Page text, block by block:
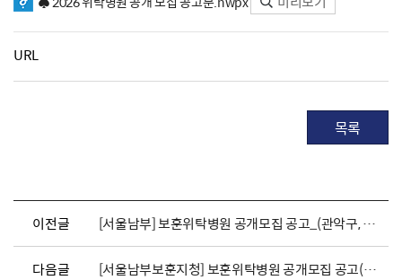
URL
목록
이전글 [서울남부] 보훈위탁병원 공개모집 공고_(관악구, 구로구, 금천구)
다음글 [서울남부보훈지청] 보훈위탁병원 공개모집 공고(강남구)